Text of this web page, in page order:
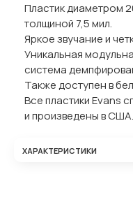
Пластик диаметром
толщиной 7,5 мил.
Яркое звучание и
Уникальная
система
Также доступен в
Все пластики Evans
и произведены в США.
ХАРАКТЕРИСТИКИ